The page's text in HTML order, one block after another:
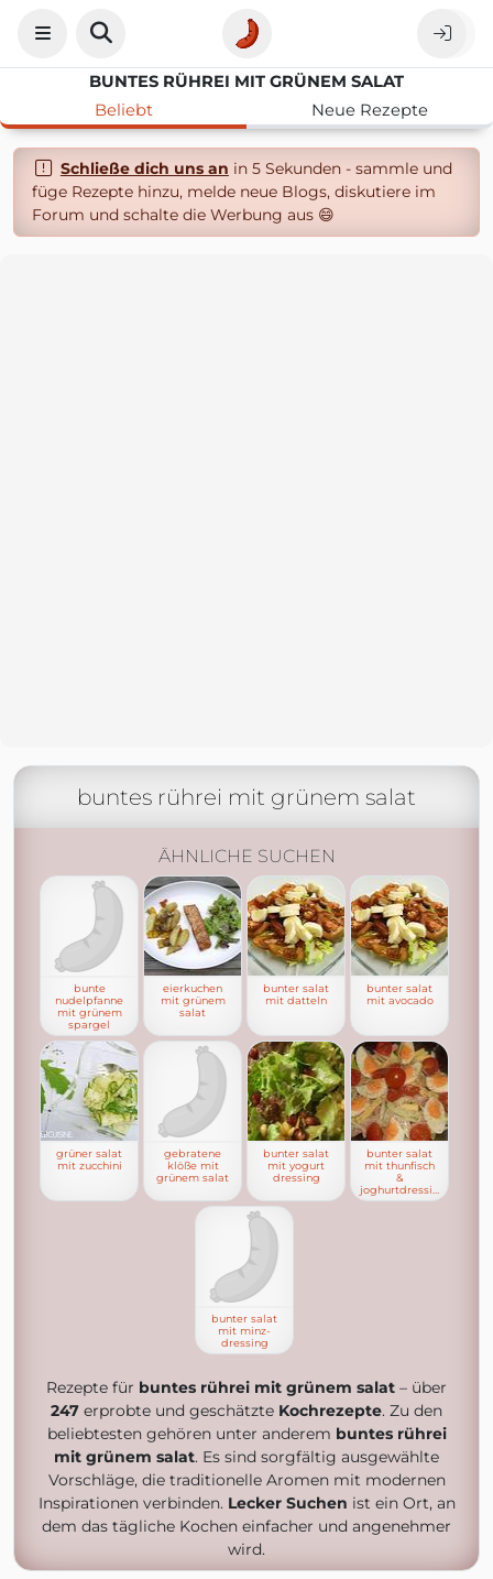
BUNTES RÜHREI MIT GRÜNEM SALAT
Beliebt
Neue Rezepte
Schließe dich uns an in 5 Sekunden - sammle und
füge Rezepte hinzu, melde neue Blogs, diskutiere im
Forum und schalte die Werbung aus 😄
buntes rührei mit grünem salat
ÄHNLICHE SUCHEN
bunte
nudelpfanne
mit grünem
spargel
eierkuchen
mit grünem
salat
bunter salat
mit datteln
bunter salat
mit avocado
grüner salat
mit zucchini
gebratene
klöße mit
grünem salat
bunter salat
mit yogurt
dressing
bunter salat
mit thunfisch
&
bunter salat
mit minz-
dressing
Rezepte für buntes rührei mit grünem salat – über
247 erprobte und geschätzte Kochrezepte. Zu den
beliebtesten gehören unter anderem buntes rührei
mit grünem salat. Es sind sorgfältig ausgewählte
Vorschläge, die traditionelle Aromen mit modernen
Inspirationen verbinden. Lecker Suchen ist ein Ort, an
dem das tägliche Kochen einfacher und angenehmer
wird.